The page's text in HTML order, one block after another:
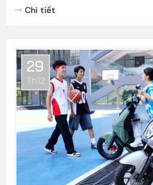
Chi tiết
29
Th12